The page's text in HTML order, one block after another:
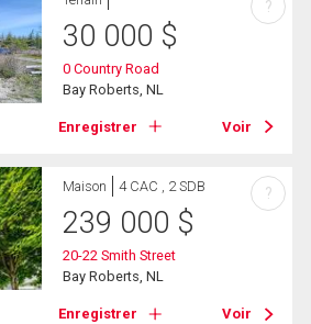
30 000 $
0 Country Road
Bay Roberts, NL
Enregistrer Voir
?
Maison 4 CAC , 2 SDB
239 000 $
20-22 Smith Street
Bay Roberts, NL
Enregistrer Voir
?